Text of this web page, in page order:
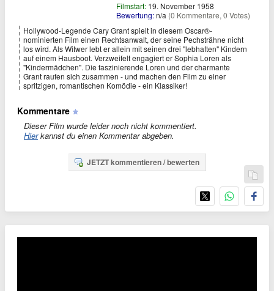
Filmstart: 19. November 1958
Bewertung:n/a (0 Kommentare, 0 Votes)
Hollywood-Legende Cary Grant spielt in diesem Oscar®-
nominierten Film einen Rechtsanwalt, der seine Pechsträhne nicht
los wird. Als Witwer lebt er allein mit seinen drei "lebhaften" Kindern
auf einem Hausboot. Verzweifelt engagiert er Sophia Loren als
"Kindermädchen". Die faszinierende Loren und der charmante
Grant raufen sich zusammen - und machen den Film zu einer
spritzigen, romantischen Komödie - ein Klassiker!
Kommentare
Dieser Film wurde leider noch nicht kommentiert.
Hierkannst du einen Kommentar abgeben.
JETZT kommentieren / bewerten